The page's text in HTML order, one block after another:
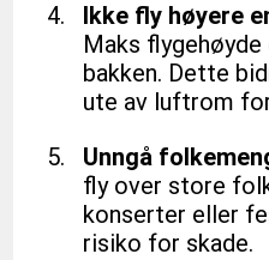
Ikke fly høyere
Maks
bakken. Dette
ute av luftrom
Unngå
fly over store
konserter eller
risiko for skade.